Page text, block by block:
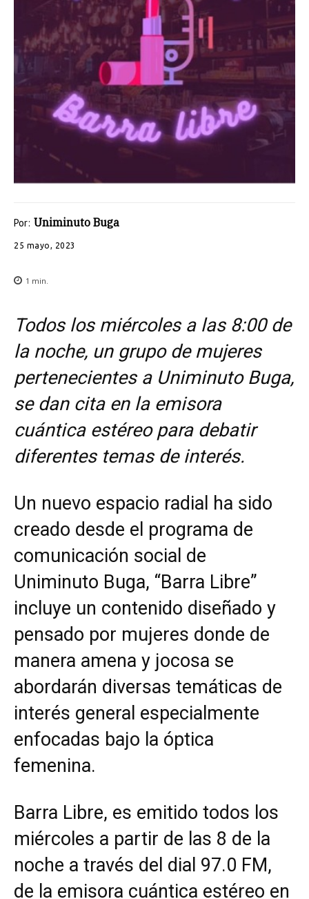
Por: Uniminuto Buga
25 mayo, 2023
1 min.
Todos los miércoles a las 8:00 de
la noche, un grupo de mujeres
pertenecientes a Uniminuto Buga,
se dan cita en la emisora
cuántica estéreo para debatir
diferentes temas de interés.
Un nuevo espacio radial ha sido
creado desde el programa de
comunicación social de
Uniminuto Buga, “Barra Libre”
incluye un contenido diseñado y
pensado por mujeres donde de
manera amena y jocosa se
abordarán diversas temáticas de
interés general especialmente
enfocadas bajo la óptica
femenina.
Barra Libre, es emitido todos los
miércoles a partir de las 8 de la
noche a través del dial 97.0 FM,
de la emisora cuántica estéreo en